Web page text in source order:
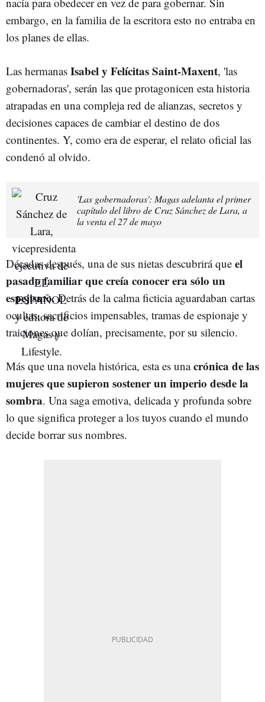
embargo, en la familia de la escritora esto no entraba en
los planes de ellas.
Las hermanas Isabel y Felícitas Saint-Maxent, 'las
gobernadoras', serán las que protagonicen esta historia
atrapadas en una compleja red de alianzas, secretos y
decisiones capaces de cambiar el destino de dos
continentes. Y, como era de esperar, el relato oficial las
condenó al olvido.
'Las gobernadoras': Magas adelanta el primer
capítulo del libro de Cruz Sánchez de Lara, a
la venta el 27 de mayo
Décadas después, una de sus nietas descubrirá que el
pasado familiar que creía conocer era sólo un
espejismo. Detrás de la calma ficticia aguardaban cartas
ocultas, sacrificios impensables, tramas de espionaje y
traiciones que dolían, precisamente, por su silencio.
Más que una novela histórica, esta es unacrónica de las
mujeres que supieron sostener un imperio desde la
sombra. Una saga emotiva, delicada y profunda sobre
lo que significa proteger a los tuyos cuando el mundo
decide borrar sus nombres.